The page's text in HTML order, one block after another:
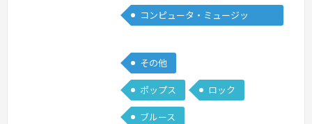
教室運営、作編曲、プロデュース、国
内/海外デモンストレーション、研修、
コンピュータ・ミュージッ
その他
ポップス ロック
ブルース